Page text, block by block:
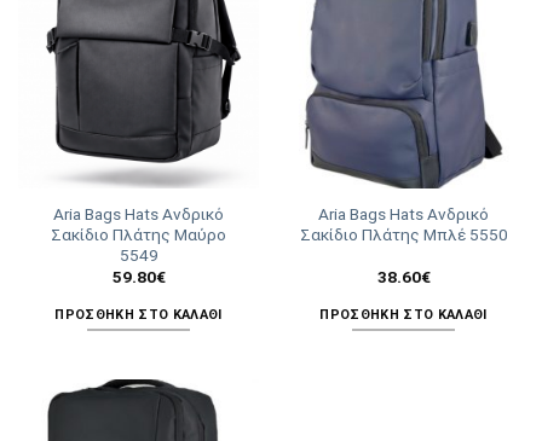
Aria Bags Hats Ανδρικό
Σακίδιο Πλάτης Μαύρο
5549
59.80€
ΠΡΟΣΘΉΚΗ ΣΤΟ ΚΑΛΆΘΙ
Aria Bags Hats Ανδρικό
Σακίδιο Πλάτης Μπλέ 5550
38.60€
ΠΡΟΣΘΉΚΗ ΣΤΟ ΚΑΛΆΘΙ